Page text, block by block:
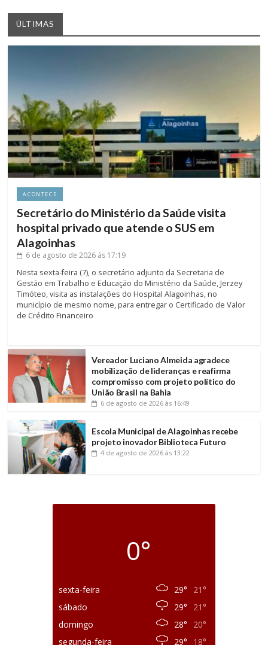
ÚLTIMAS
ACONTECE
Secretário do Ministério da Saúde visita
hospital privado que atende o SUS em
Alagoinhas
6 de agosto de 2026 às 17:19
Nesta sexta-feira (7), o secretário adjunto da Secretaria de
Gestão em Trabalho e Educação do Ministério da Saúde, Jerzey
Timóteo, visita as instalações do Hospital Alagoinhas, no
município de mesmo nome, para entregar o Certificado de Valor
de Crédito Financeiro
Vereador Luciano Almeida agradece
mobilização de lideranças e reafirma
compromisso com projeto político do
União Brasil na Bahia
6 de agosto de 2026 às 16:49
Escola Municipal de Alagoinhas recebe
projeto inovador Biblioteca Futuro
4 de agosto de 2026 às 13:22
0°
sexta-feira 29°
21°
sábado
29°
21°
domingo
28°
20°
segunda-feira
29° 18°